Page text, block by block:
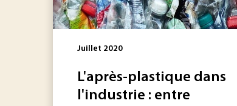
Juillet 2020
L'après-plastique dans
l'industrie : entre